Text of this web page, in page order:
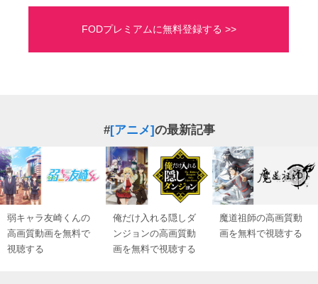
FODプレミアムに無料登録する >>
#[アニメ]の最新記事
弱キャラ友崎くんの
高画質動画を無料で
視聴する
俺だけ入れる隠しダ
ンジョンの高画質動
画を無料で視聴する
魔道祖師の高画質動
画を無料で視聴する